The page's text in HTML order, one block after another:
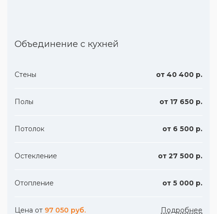
Объединение с кухней
Стены от 40 400 р.
Полы от 17 650 р.
Потолок от 6 500 р.
Остекление от 27 500 р.
Отопление от 5 000 р.
Цена от 97 050 руб. Подробнее